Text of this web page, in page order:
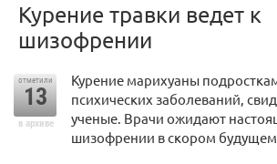
Курение травки ведет к
шизофрении
отметили
13
в архиве
Курение марихуаны
психических заболеваний,
ученые. Врачи ожидают
шизофрении в скором